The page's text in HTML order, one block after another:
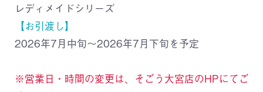
レディメイドシリーズ
【お引渡し】
2026年7月中旬～2026年7月下旬を予定
※営業日・時間の変更は、そごう大宮店のHPにてご